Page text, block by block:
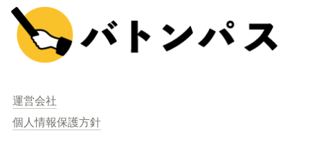
運営会社
個人情報保護方針